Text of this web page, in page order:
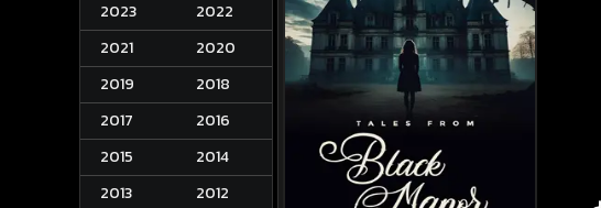
2023
2022
2021
2020
2019
2018
2017
2016
2015
2014
2013
2012